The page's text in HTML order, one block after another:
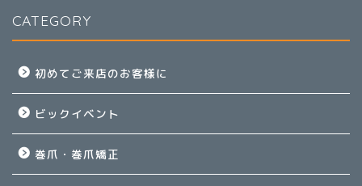
CATEGORY
初めてご来店のお客様に
ビックイベント
巻爪・巻爪矯正